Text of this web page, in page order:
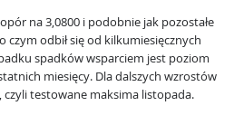
na 3,0800 i podobnie jak pozostałe
czym odbił się od kilkumiesięcznych
spadków wsparciem jest poziom
miesięcy. Dla dalszych wzrostów
testowane maksima listopada.